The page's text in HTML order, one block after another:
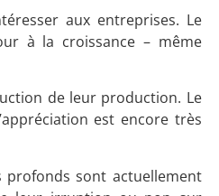
aux entreprises. Le
à la croissance – même
de leur production. Le
est encore très
profonds sont actuellement